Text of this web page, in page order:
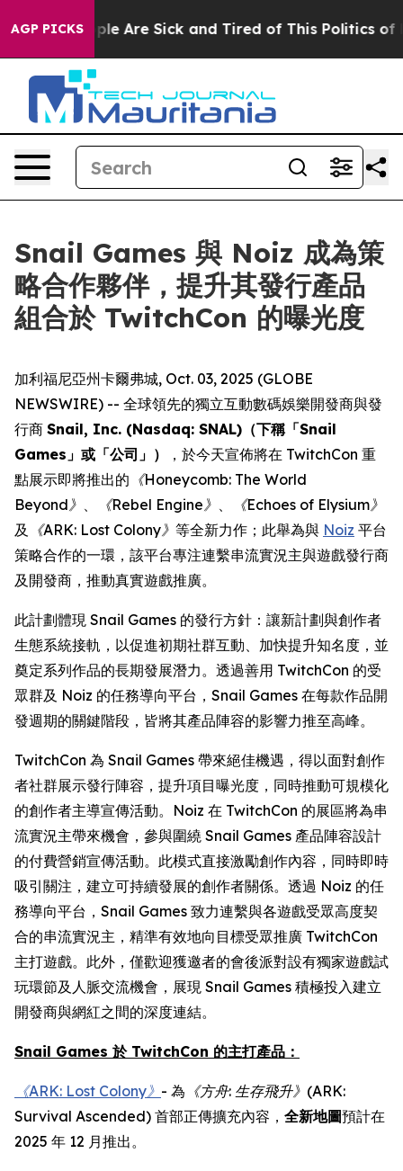
AGP PICKS
“People Are Sick and Tired of This Politics of
Snail Games 與 Noiz 成為策
略合作夥伴，提升其發行產品
組合於 TwitchCon 的曝光度
加利福尼亞州卡爾弗城, Oct. 03, 2025 (GLOBE
NEWSWIRE) -- 全球領先的獨立互動數碼娛樂開發商與發
行商 Snail, Inc. (Nasdaq: SNAL)（下稱「Snail
Games」或「公司」）
，於今天宣佈將在 TwitchCon 重
點展示即將推出的 《Honeycomb: The World
Beyond》 、 《Rebel Engine》 、
《Echoes of Elysium》
及
《ARK: Lost Colony》 等全新力作；此舉為與 Noiz 平台
策略合作的一環，該平台專注連繫串流實況主與遊戲發行商
及開發商，推動真實遊戲推廣。
此計劃體現 Snail Games 的發行方針：讓新計劃與創作者
生態系統接軌，以促進初期社群互動、加快提升知名度，並
奠定系列作品的長期發展潛力。透過善用 TwitchCon 的受
眾群及 Noiz 的任務導向平台，Snail Games 在每款作品開
發週期的關鍵階段，皆將其產品陣容的影響力推至高峰。
TwitchCon 為 Snail Games 帶來絕佳機遇，得以面對創作
者社群展示發行陣容，提升項目曝光度，同時推動可規模化
的創作者主導宣傳活動。Noiz 在 TwitchCon 的展區將為串
流實況主帶來機會，參與圍繞 Snail Games 產品陣容設計
的付費營銷宣傳活動。此模式直接激勵創作內容，同時即時
吸引關注，建立可持續發展的創作者關係。透過 Noiz 的任
務導向平台，Snail Games 致力連繫與各遊戲受眾高度契
合的串流實況主，精準有效地向目標受眾推廣 TwitchCon
主打遊戲。此外，僅歡迎獲邀者的會後派對設有獨家遊戲試
玩環節及人脈交流機會，展現 Snail Games 積極投入建立
開發商與網紅之間的深度連結。
Snail Games 於 TwitchCon 的主打產品：
《ARK: Lost Colony》 - 為 《方舟: 生存飛升》 (ARK:
Survival Ascended) 首部正傳擴充內容， 全新地圖預計在
2025 年 12 月推出。